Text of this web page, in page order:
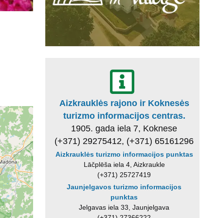
Aizkrauklės rajono ir Koknesės
turizmo informacijos centras.
1905. gada iela 7, Koknese
(+371) 29275412, (+371) 65161296
Aizkrauklės turizmo informacijos punktas
Lāčplēša iela 4, Aizkraukle
(+371) 25727419
Jaunjelgavos turizmo informacijos
punktas
Jelgavas iela 33, Jaunjelgava